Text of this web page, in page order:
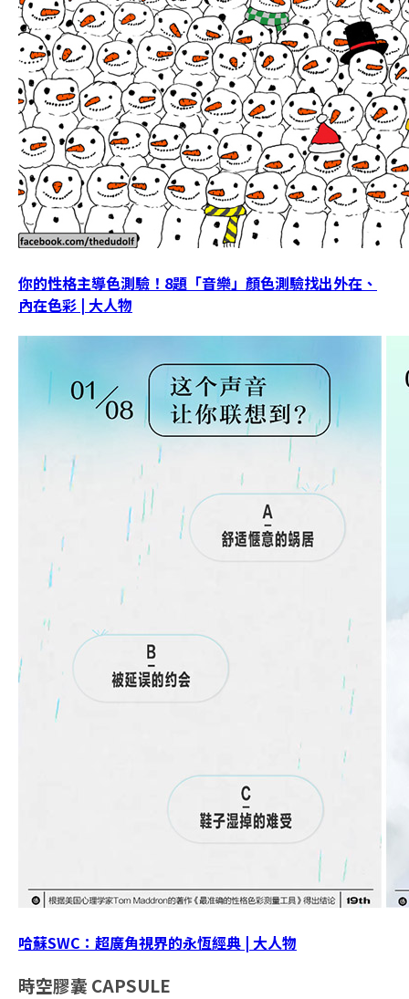
你的性格主導色測驗！8題「音樂」顏色測驗找出外在、
內在色彩 | 大人物
哈蘇SWC：超廣角視界的永恆經典 | 大人物
時空膠囊 CAPSULE